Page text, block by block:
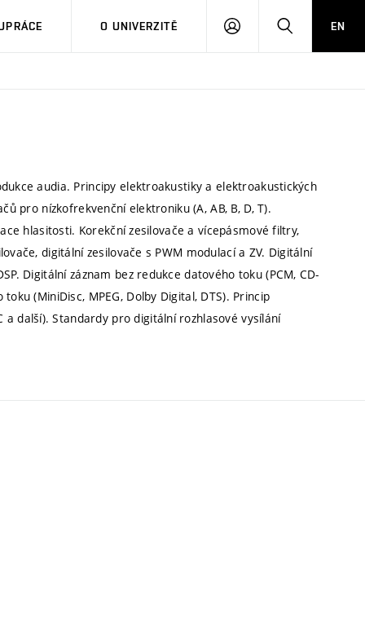
O UNIVERZITĚ
PŘIHLÁSIT HLEDATEN
audia. Principy elektroakustiky a elektroakustických
pro nízkofrekvenční elektroniku (A, AB, B, D, T).
hlasitosti. Korekční zesilovače a vícepásmové filtry,
digitální zesilovače s PWM modulací a ZV. Digitální
Digitální záznam bez redukce datového toku (PCM, CD-
(MiniDisc, MPEG, Dolby Digital, DTS). Princip
a další). Standardy pro digitální rozhlasové vysílání